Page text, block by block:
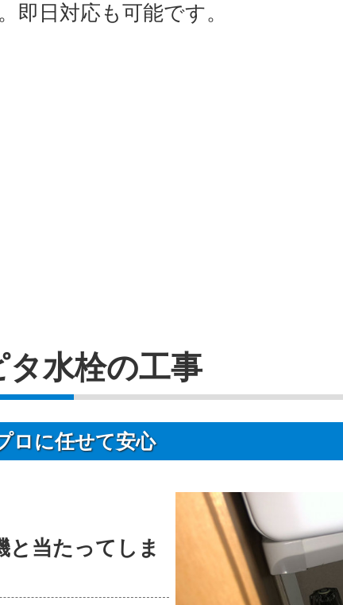
即日対応も可能です。
タ水栓の工事
ロに任せて安心
と当たってしま